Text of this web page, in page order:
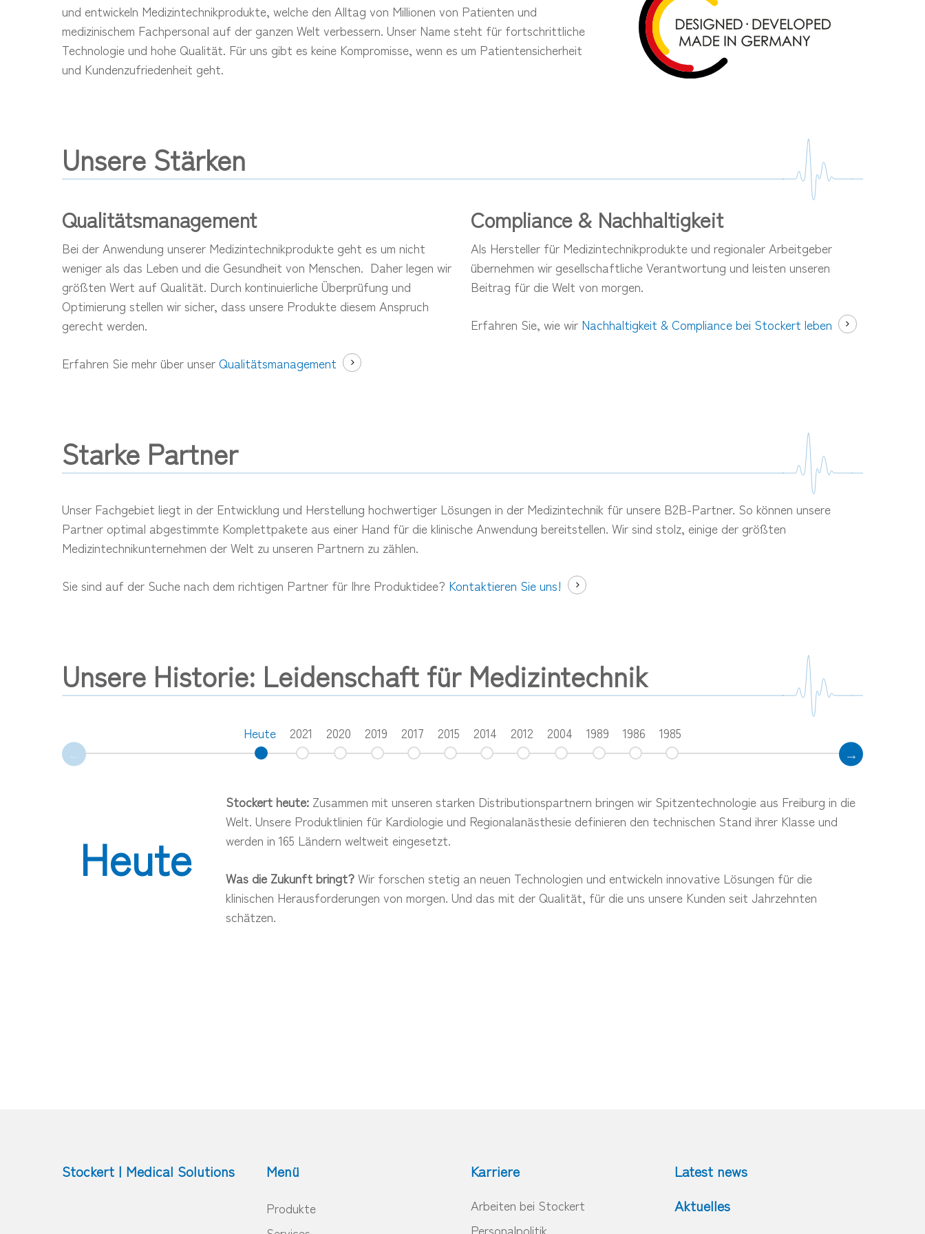
Drücke Enter zum Suchen oder ESC zum Schließen
und entwickeln Medizintechnikprodukte, welche den Alltag von Millionen von Patienten und
medizinischem Fachpersonal auf der ganzen Welt verbessern. Unser Name steht für fortschrittliche
Technologie und hohe Qualität. Für uns gibt es keine Kompromisse, wenn es um Patientensicherheit
und Kundenzufriedenheit geht.
Unsere Stärken
Qualitätsmanagement
Bei der Anwendung unserer Medizintechnikprodukte geht es um nicht
weniger als das Leben und die Gesundheit von Menschen. Daher legen wir
größten Wert auf Qualität. Durch kontinuierliche Überprüfung und
Optimierung stellen wir sicher, dass unsere Produkte diesem Anspruch
gerecht werden.
Erfahren Sie mehr über unserQualitätsmanagement
Compliance & Nachhaltigkeit
Als Hersteller für Medizintechnikprodukte und regionaler Arbeitgeber
übernehmen wir gesellschaftliche Verantwortung und leisten unseren
Beitrag für die Welt von morgen.
Erfahren Sie, wie wir Nachhaltigkeit & Compliance bei Stockert leben
Starke Partner
Unser Fachgebiet liegt in der Entwicklung und Herstellung hochwertiger Lösungen in der Medizintechnik für unsere B2B-Partner. So können unsere
Partner optimal abgestimmte Komplettpakete aus einer Hand für die klinische Anwendung bereitstellen. Wir sind stolz, einige der größten
Medizintechnikunternehmen der Welt zu unseren Partnern zu zählen.
Sie sind auf der Suche nach dem richtigen Partner für Ihre Produktidee? Kontaktieren Sie uns!
Unsere Historie: Leidenschaft für Medizintechnik
Heute
Stockert heute: Zusammen mit unseren starken Distributionspartnern bringen wir Spitzentechnologie aus Freiburg in die
Welt. Unsere Produktlinien für Kardiologie und Regionalanästhesie definieren den technischen Stand ihrer Klasse und
werden in 165 Ländern weltweit eingesetzt.
Was die Zukunft bringt?Wir forschen stetig an neuen Technologien und entwickeln innovative Lösungen für die
klinischen Herausforderungen von morgen. Und das mit der Qualität, für die uns unsere Kunden seit Jahrzehnten
schätzen.
Heute 2021 2020 2019 2017 2015 2014 2012 2004 1989 1986 1985
Stockert | Medical Solutions Menü
Produkte
Karriere
Arbeiten bei Stockert
Personalpolitik
Latest news
Aktuelles